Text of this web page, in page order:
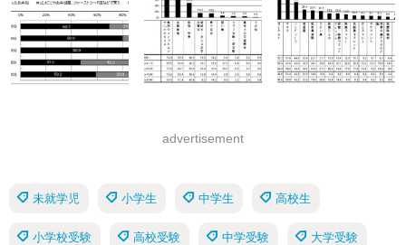
advertisement
未就学児 小学生 中学生 高校生
小学校受験 高校受験 中学受験 大学受験